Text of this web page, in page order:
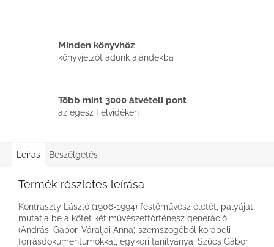
Minden könyvhöz
könyvjelzőt adunk ajándékba
Több mint 3000 átvételi pont
az egész Felvidéken
Leírás Beszélgetés
Termék részletes leírása
Kontraszty László (1906-1994) festőművész életét, pályáját
mutatja be a kötet két művészettörténész generáció
(Andrási Gábor, Váraljai Anna) szemszögéből korabeli
forrásdokumentumokkal, egykori tanítványa, Szűcs Gábor